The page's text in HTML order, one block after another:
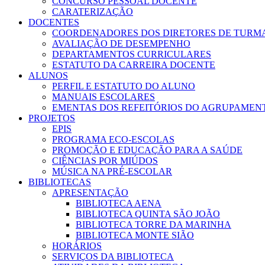
CARATERIZAÇÃO
DOCENTES
COORDENADORES DOS DIRETORES DE
AVALIAÇÃO DE DESEMPENHO
DEPARTAMENTOS CURRICULARES
ESTATUTO DA CARREIRA DOCENTE
ALUNOS
PERFIL E ESTATUTO DO ALUNO
MANUAIS ESCOLARES
EMENTAS DOS REFEITÓRIOS DO
PROJETOS
EPIS
PROGRAMA ECO-ESCOLAS
PROMOÇÃO E EDUCAÇÃO PARA A SAÚDE
CIÊNCIAS POR MIÚDOS
MÚSICA NA PRÉ-ESCOLAR
BIBLIOTECAS
APRESENTAÇÃO
BIBLIOTECA AENA
BIBLIOTECA QUINTA SÃO JOÃO
BIBLIOTECA TORRE DA MARINHA
BIBLIOTECA MONTE SIÃO
HORÁRIOS
SERVIÇOS DA BIBLIOTECA